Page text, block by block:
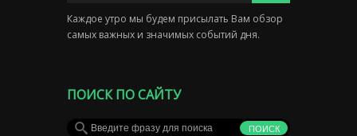
Каждое утро мы будем присылать Вам обзор
самых важных и значимых событий дня.
ПОИСК ПО САЙТУ